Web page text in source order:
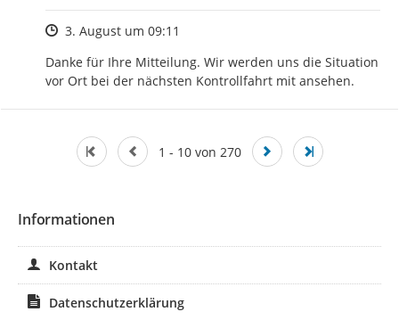
Zeitpunkt des Erstellens
3. August um 09:11
Danke für Ihre Mitteilung. Wir werden uns die Situation
vor Ort bei der nächsten Kontrollfahrt mit ansehen.
1 - 10 von 270
Informationen
Kontakt
Datenschutzerklärung